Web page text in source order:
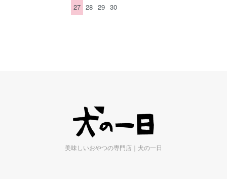
27 28 29 30
美味しいおやつの専門店｜犬の一日